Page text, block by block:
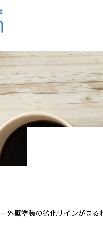
ー外壁塗装の劣化サインがま